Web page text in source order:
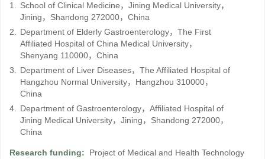
1. School of Clinical Medicine，Jining Medical University，
Jining，Shandong 272000，China
2. Department of Elderly Gastroenterology，The First
Affiliated Hospital of China Medical University，
Shenyang 110000，China
3. Department of Liver Diseases，The Affiliated Hospital of
Hangzhou Normal University，Hangzhou 310000，
China
4. Department of Gastroenterology，Affiliated Hospital of
Jining Medical University，Jining，Shandong 272000，
China
Research funding:
‍Project of Medical and Health Technology